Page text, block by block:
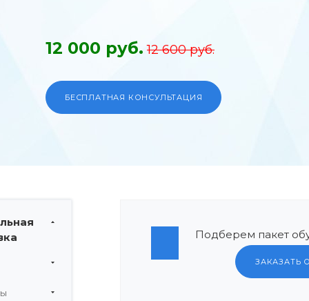
12 000 руб. 12 600 руб.
БЕСПЛАТНАЯ КОНСУЛЬТАЦИЯ
Подберем пакет
ЗАКАЗАТЬ